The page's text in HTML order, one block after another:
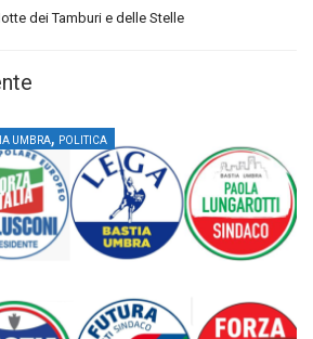
dei Tamburi e delle Stelle
UMBRA, POLITICA